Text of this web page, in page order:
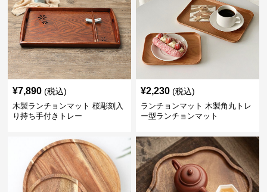
¥7,890 (税込)
木製ランチョンマット 桜彫刻入
り持ち手付きトレー
¥2,230 (税込)
ランチョンマット 木製角丸トレ
ー型ランチョンマット